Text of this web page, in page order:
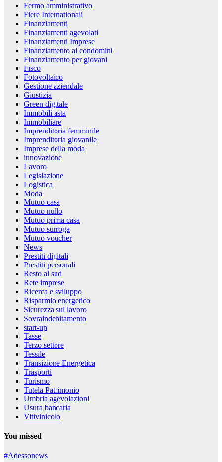
Fermo amministrativo
Fiere Internationali
Finanziamenti
Finanziamenti agevolati
Finanziamenti Imprese
Finanziamento ai condomini
Finanziamento per giovani
Fisco
Fotovoltaico
Gestione aziendale
Giustizia
Green digitale
Immobili asta
Immobiliare
Imprenditoria femminile
Imprenditoria giovanile
Imprese della moda
innovazione
Lavoro
Legislazione
Logistica
Moda
Mutuo casa
Mutuo nullo
Mutuo prima casa
Mutuo surroga
Mutuo voucher
News
Prestiti digitali
Prestiti personali
Resto al sud
Rete imprese
Ricerca e sviluppo
Risparmio energetico
Sicurezza sul lavoro
Sovraindebitamento
start-up
Tasse
Terzo settore
Tessile
Transizione Energetica
Trasporti
Turismo
Tutela Patrimonio
Umbria agevolazioni
Usura bancaria
Vitivinicolo
You missed
#Adessonews